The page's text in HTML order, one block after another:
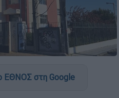
ΕΘΝΟΣ στη Google